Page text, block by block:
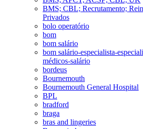
BMS; CBL; Recrutamento;
Privados
bolo operatório
bom
bom salário
bom salário-especialista-
médicos-salário
bordeus
Bournemouth
Bournemouth General Hospital
BPL
bradford
braga
bras and lingeries